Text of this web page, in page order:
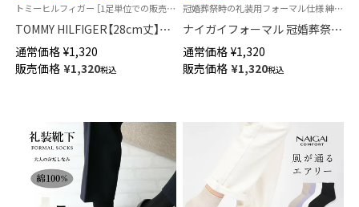
トミーヒルフィガー ［1足単位での販売です］ 学校 制服 靴下
TOMMY HILFIGER【28cm丈】ス
クールソックス ワンポイント
両面刺繍 レディース ハイソッ
クス 【365日最短翌日発送】
通常価格 ¥1,320
販売価格 ¥1,320税込
冠婚葬祭時の礼装用フォーマル仕様 紳士 靴下 綿混・3サイズ（23cm～27cm）
ナイガイフォーマル 冠婚葬祭・
礼装用 ストライプ 綿混 メンズ
ソックス 【365日最短翌日発送】
02262259
通常価格 ¥1,320
販売価格 ¥1,320税込